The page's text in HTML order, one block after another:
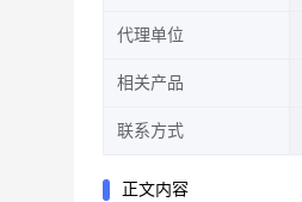
代理单位
相关产品
联系方式
正文内容